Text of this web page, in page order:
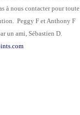
à nous contacter pour toute
Peggy F et Anthony F
un ami, Sébastien D.